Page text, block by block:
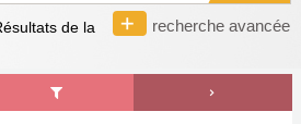
recherche avancée
de la